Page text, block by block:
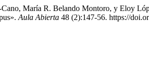
María R. Belando Montoro, y Eloy
Aula Abierta 48 (2):147-56. https://